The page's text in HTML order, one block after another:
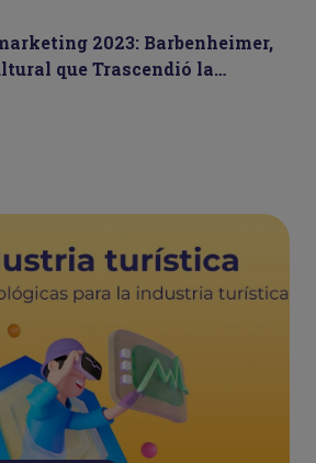
2023: Barbenheimer,
que Trascendió la